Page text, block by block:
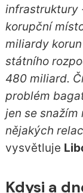
infrastruktury
korupční
miliardy
státního
480 miliard.
problém
jen se
nějakých
vysvětluje
Kdysi a